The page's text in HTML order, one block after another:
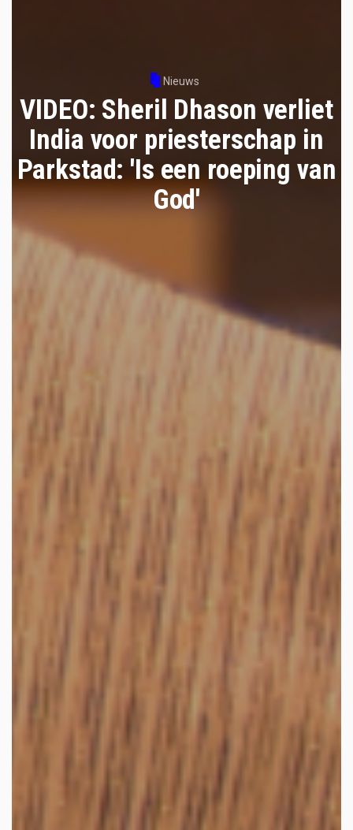
Nieuws
VIDEO: Sheril Dhason verliet
India voor priesterschap in
Parkstad: 'Is een roeping van
God'